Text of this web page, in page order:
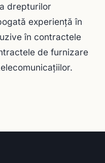
drepturilor
experienţă în
în contractele
de furnizare